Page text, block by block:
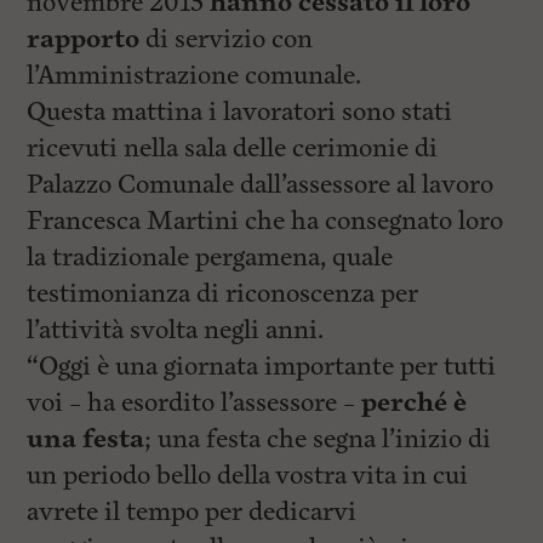
rapporto di servizio con
l’Amministrazione comunale.
Questa mattina i lavoratori sono stati
ricevuti nella sala delle cerimonie di
Palazzo Comunale dall’assessore al lavoro
Francesca Martini che ha consegnato loro
la tradizionale pergamena, quale
testimonianza di riconoscenza per
l’attività svolta negli anni.
“Oggi è una giornata importante per tutti
voi – ha esordito l’assessore – perché è
una festa; una festa che segna l’inizio di
un periodo bello della vostra vita in cui
avrete il tempo per dedicarvi